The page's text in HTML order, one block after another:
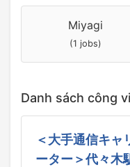
Miyagi
(1 jobs)
Danh sách công
＜大手通信キャ
ーター＞代々木